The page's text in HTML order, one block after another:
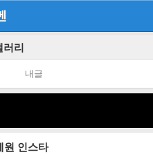
러리
내글
원 인스타